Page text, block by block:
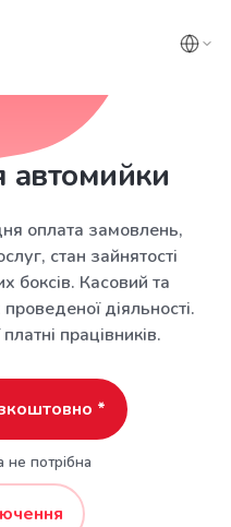
автомийки
оплата замовлень,
стан зайнятості
боксів. Касовий та
діяльності.
працівників.
*
не потрібна